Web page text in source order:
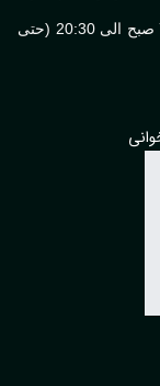
گیری در آزمایشگاه و منزل همه روزه از ساعت 7 صبح الی 20:30 (حتی